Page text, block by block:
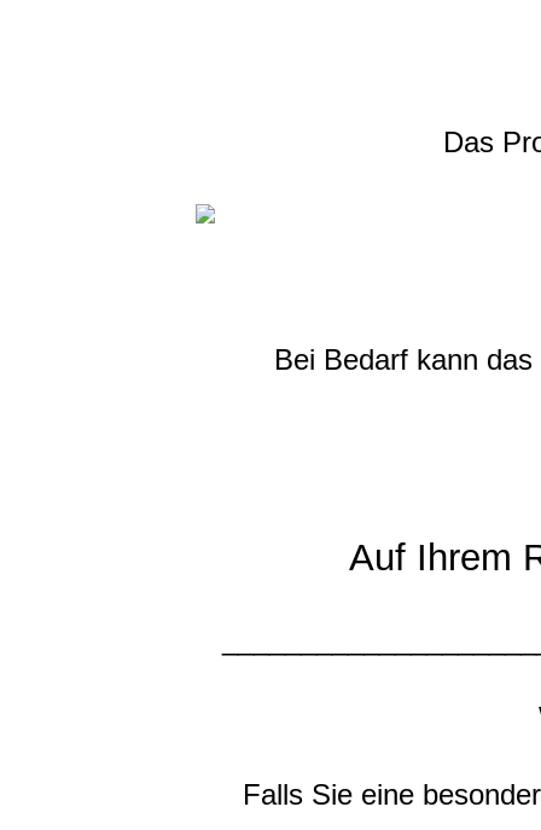
Das
Bei Bedarf kann
Auf Ihrem
Falls Sie eine